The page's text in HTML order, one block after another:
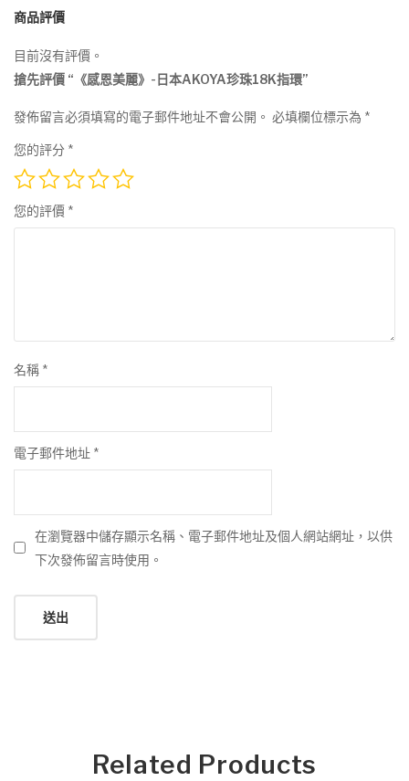
商品評價
目前沒有評價。
搶先評價 “《感恩美麗》-日本AKOYA珍珠18K指環”
發佈留言必須填寫的電子郵件地址不會公開。 必填欄位標示為 *
您的評分 *
您的評價 *
名稱 *
電子郵件地址 *
在瀏覽器中儲存顯示名稱、電子郵件地址及個人網站網址，以供
下次發佈留言時使用。
Related Products